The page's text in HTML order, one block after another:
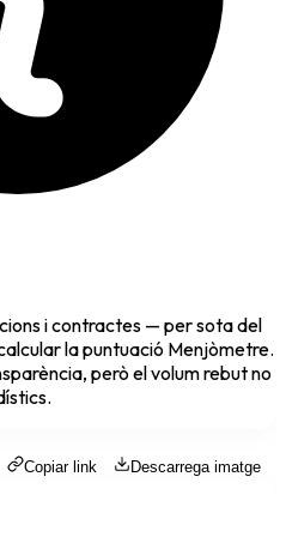
i contractes — per sota del
la puntuació Menjòmetre.
però el volum rebut no
Copiar link Descarrega imatge